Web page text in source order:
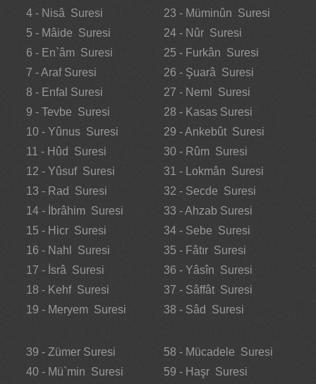
4 - Nisâ Suresi
5 - Mâide Suresi
6 - En`âm Suresi
7 - Araf Suresi
8 - Enfal Suresi
9 - Tevbe Suresi
10 - Yûnus Suresi
11 - Hûd Suresi
12 - Yûsuf Suresi
13 - Rad Suresi
14 - İbrâhim Suresi
15 - Hicr Suresi
16 - Nahl Suresi
17 - İsrâ Suresi
18 - Kehf Suresi
19 - Meryem Suresi
23 - Müminûn Suresi
24 - Nûr Suresi
25 - Furkân Suresi
26 - Şuarâ Suresi
27 - Neml Suresi
28 - Kasas Suresi
29 - Ankebût Suresi
30 - Rûm Suresi
31 - Lokmân Suresi
32 - Secde Suresi
33 - Ahzab Suresi
34 - Sebe Suresi
35 - Fâtır Suresi
36 - Yâsîn Suresi
37 - Sâffât Suresi
38 - Sâd Suresi
39 - Zümer Suresi
40 - Mü`min Suresi
58 - Mücadele Suresi
59 - Haşr Suresi